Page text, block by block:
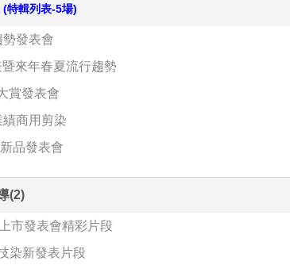
(特輯列表-5場)
發表會
來年春夏流行趨勢
賞發表會
商用剪染
品發表會
(2)
市發表會精彩片段
染新發表片段